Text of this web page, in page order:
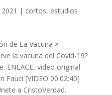
| cortos, estudios
de La Vacuna ×
la vacuna del Covid-19?
ENLACE, video original
Fauci [VIDEO 00:02:40]
CristoVerdad.